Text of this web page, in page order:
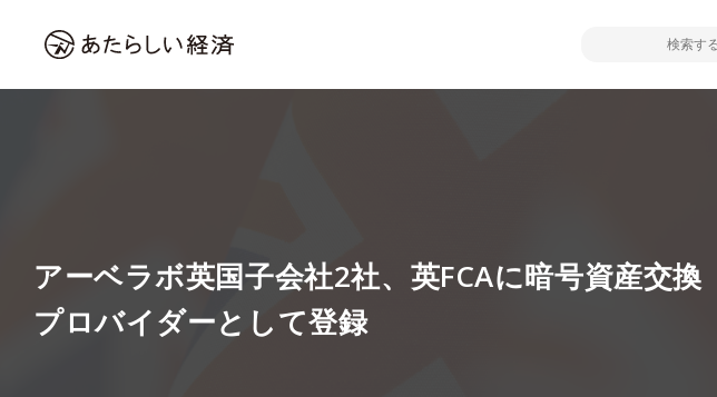
アーベラボ英国子会社2社、英FCAに暗号資産交換
プロバイダーとして登録